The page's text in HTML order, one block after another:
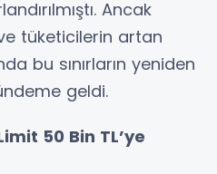
Ancak
tüketicilerin artan
bu sınırların yeniden
geldi.
50 Bin TL’ye